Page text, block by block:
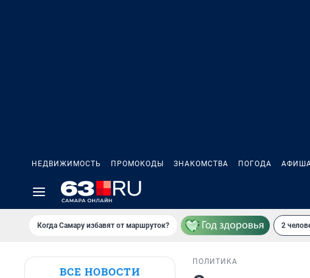
НЕДВИЖИМОСТЬ ПРОМОКОДЫ ЗНАКОМСТВА ПОГОДА
Когда Самару избавят от маршруток? 2
ВСЕ НОВОСТИ
ПОЛИТИКА